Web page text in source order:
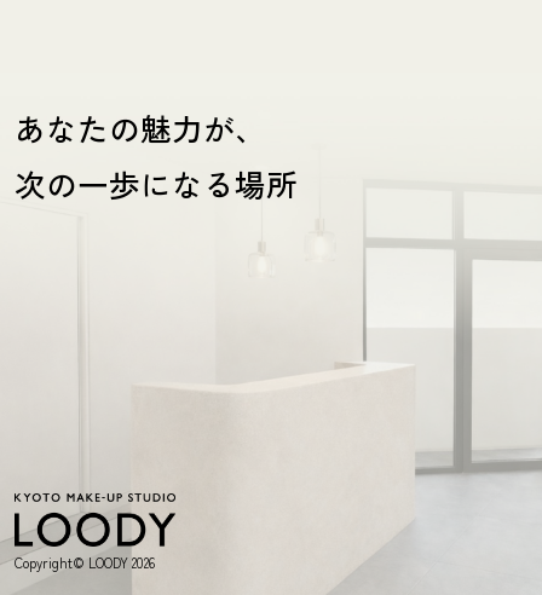
あなたの魅力が、
次の一歩になる場所
Copyright© LOODY 2026